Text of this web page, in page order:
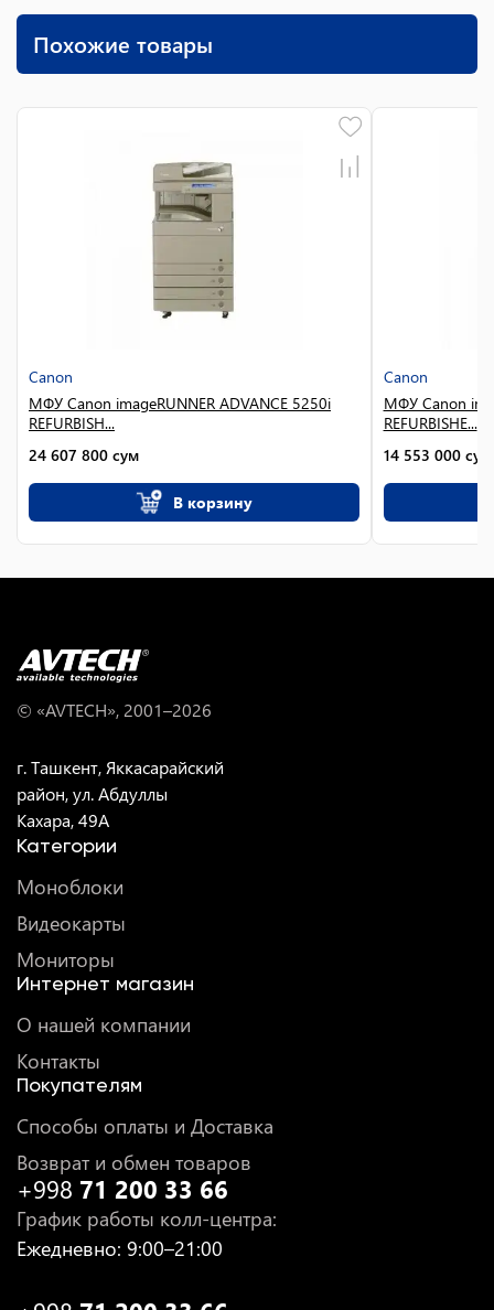
Похожие товары
Canon
МФУ Canon imageRUNNER ADVANCE 5250i
REFURBISH...
24 607 800 сум
В корзину
Canon
МФУ Canon
REFURBISHE...
14 553 000 сум
© «AVTECH», 2001–2026
г. Ташкент, Яккасарайский
район, ул. Абдуллы
Кахара, 49A
Категории
Моноблоки
Видеокарты
Мониторы
Интернет магазин
О нашей компании
Контакты
Покупателям
Способы оплаты и Доставка
Возврат и обмен товаров
+998 71 200 33 66
График работы колл-центра:
Ежедневно: 9:00–21:00